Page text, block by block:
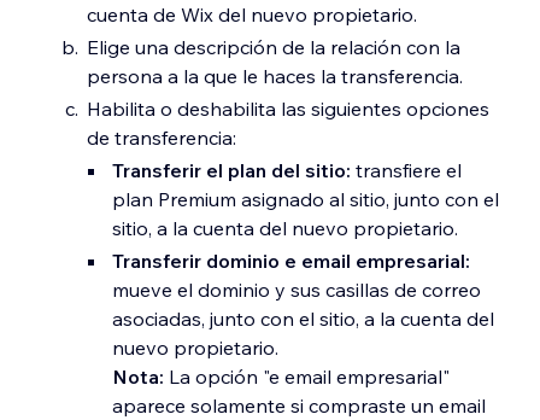
cuenta de Wix del nuevo propietario.
Elige una descripción de la relación con la
persona a la que le haces la transferencia.
Habilita o deshabilita las siguientes opciones
de transferencia:
Transferir el plan del sitio: transfiere el
plan Premium asignado al sitio, junto con el
sitio, a la cuenta del nuevo propietario.
Transferir dominio e email empresarial:
mueve el dominio y sus casillas de correo
asociadas, junto con el sitio, a la cuenta del
nuevo propietario.
Nota: La opción "e email empresarial"
aparece solamente si compraste un email